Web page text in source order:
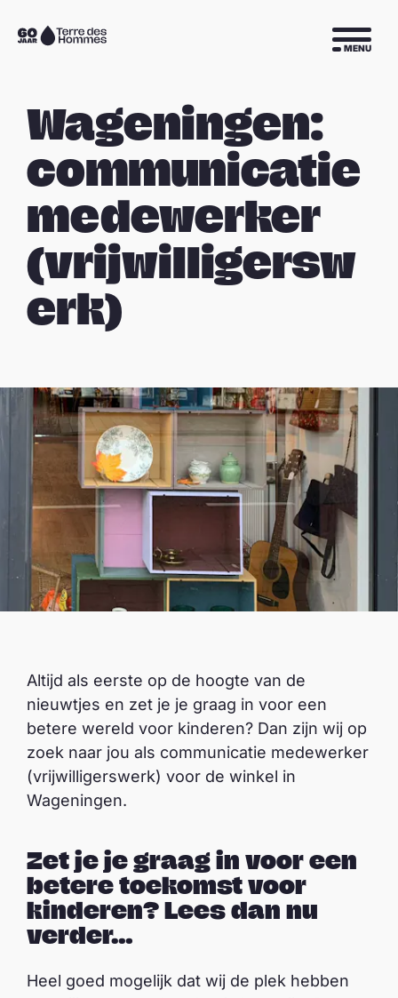
Sla navigatie over
Naar
MENU
Wageningen:
communicatie
medewerker
(vrijwilligersw
erk)
Altijd als eerste op de hoogte van de
nieuwtjes en zet je je graag in voor een
betere wereld voor kinderen? Dan zijn wij op
zoek naar jou als communicatie medewerker
(vrijwilligerswerk) voor de winkel in
Wageningen.
Zet je je graag in voor een
betere toekomst voor
kinderen? Lees dan nu
verder…
Heel goed mogelijk dat wij de plek hebben